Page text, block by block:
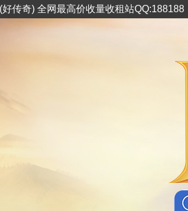
好传奇) 全网最高价收量收租站